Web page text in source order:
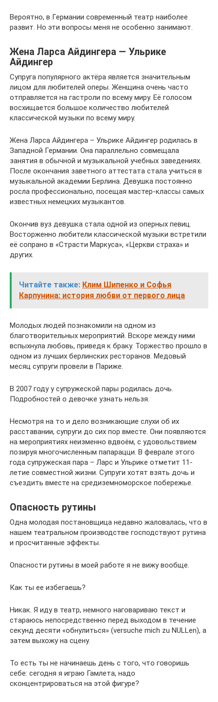
Вероятно, в Германии современный театр наиболее
развит. Но эти вопросы меня не особенно занимают.
Жена Ларса Айдингера — Ульрике
Айдингер
Супруга популярного актёра является значительным
лицом для любителей оперы. Женщина очень часто
отправляется на гастроли по всему миру. Её голосом
восхищается большое количество любителей
классической музыки по всему миру.
Жена Ларса Айдингера – Ульрике Айдингер родилась в
Западной Германии. Она параллельно совмещала
занятия в обычной и музыкальной учебных заведениях.
После окончания заветного аттестата стала учиться в
музыкальной академии Берлина. Девушка постоянно
росла профессионально, посещая мастер-классы самых
известных немецких музыкантов.
Окончив вуз девушка стала одной из оперных певиц.
Восторженно любители классической музыки встретили
её сопрано в «Страсти Маркуса», «Церкви страха» и
других.
Читайте также: Клим Шипенко и Софья
Карпунина: история любви от первого лица
Молодых людей познакомили на одном из
благотворительных мероприятий. Вскоре между ними
вспыхнула любовь, приведя к браку. Торжество прошло в
одном из лучших берлинских ресторанов. Медовый
месяц супруги провели в Париже.
В 2007 году у супружеской пары родилась дочь.
Подробностей о девочке узнать нельзя.
Несмотря на то и дело возникающие слухи об их
расставании, супруги до сих пор вместе. Они появляются
на мероприятиях неизменно вдвоём, с удовольствием
позируя многочисленным папарацци. В феврале этого
года супружеская пара – Ларс и Ульрике отметит 11-
летие совместной жизни. Супруги хотят взять дочь и
съездить вместе на средиземноморское побережье.
Опасность рутины
Одна молодая постановщица недавно жаловалась, что в
нашем театральном производстве господствуют рутина
и просчитанные эффекты.
Опасности рутины в моей работе я не вижу вообще.
Как ты ее избегаешь?
Никак. Я иду в театр, немного наговариваю текст и
стараюсь непосредственно перед выходом в течение
секунд десяти «обнулиться» (versuche mich zu NULLen), а
затем выхожу на сцену.
То есть ты не начинаешь день с того, что говоришь
себе: сегодня я играю Гамлета, надо
сконцентрироваться на этой фигуре?